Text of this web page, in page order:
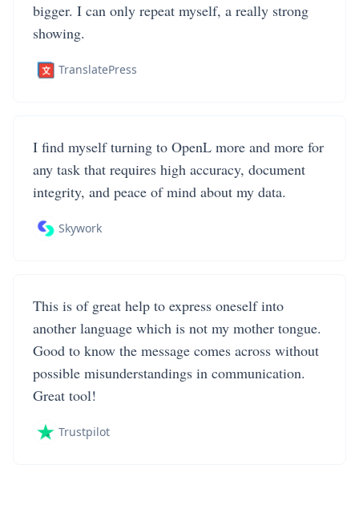
bigger. I can only repeat myself, a really strong
showing.
TranslatePress
I find myself turning to OpenL more and more for
any task that requires high accuracy, document
integrity, and peace of mind about my data.
Skywork
This is of great help to express oneself into
another language which is not my mother tongue.
Good to know the message comes across without
possible misunderstandings in communication.
Great tool!
Trustpilot